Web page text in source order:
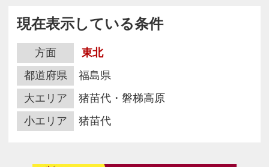
現在表示している条件
方面
東北
都道府県
福島県
大エリア
猪苗代・磐梯高原
小エリア
猪苗代